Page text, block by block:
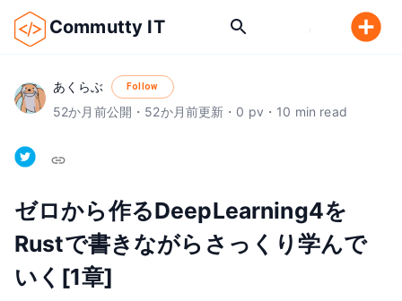
Commutty IT
あくらぶ Follow
52か月前公開 ・ 52か月前更新 ・ 0 pv ・ 10 min read
ゼロから作るDeepLearning4を
Rustで書きながらさっくり学んで
いく[1章]